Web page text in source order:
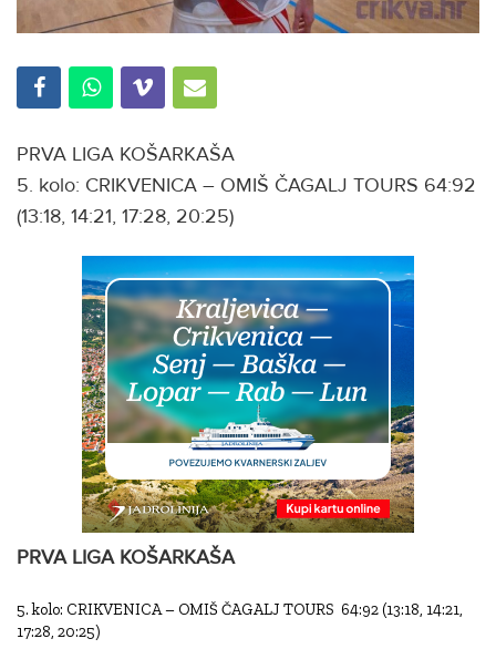
PRVA LIGA KOŠARKAŠA
5. kolo: CRIKVENICA – OMIŠ ČAGALJ TOURS 64:92
(13:18, 14:21, 17:28, 20:25)
PRVA LIGA KOŠARKAŠA
5. kolo: CRIKVENICA – OMIŠ ČAGALJ TOURS 64:92 (13:18, 14:21,
17:28, 20:25)